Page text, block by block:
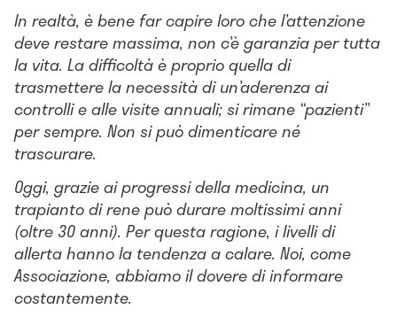
In realtà, è bene far capire loro che l’attenzione
deve restare massima, non c’è garanzia per tutta
la vita. La difficoltà è proprio quella di
trasmettere la necessità di un’aderenza ai
controlli e alle visite annuali; si rimane “pazienti”
per sempre. Non si può dimenticare né
trascurare.
Oggi, grazie ai progressi della medicina, un
trapianto di rene può durare moltissimi anni
(oltre 30 anni). Per questa ragione, i livelli di
allerta hanno la tendenza a calare. Noi, come
Associazione, abbiamo il dovere di informare
costantemente.